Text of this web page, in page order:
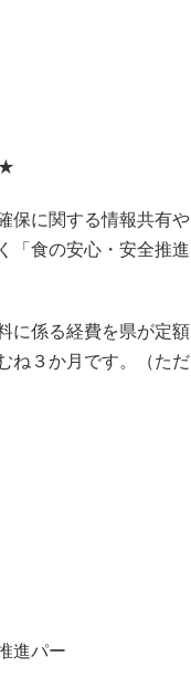
保に関する情報共有や
「食の安心・安全推進
に係る経費を県が定額
ね３か月です。（ただ
進パー